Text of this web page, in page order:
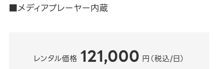
■メディアプレーヤー内蔵
レンタル価格 121,000 円（税込/日）